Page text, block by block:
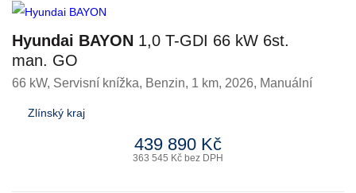
Hyundai BAYON 1,0 T-GDI 66 kW 6st.
man. GO
66 kW, Servisní knížka, Benzin, 1 km, 2026, Manuální
Zlínský kraj
439 890 Kč
363 545 Kč bez DPH